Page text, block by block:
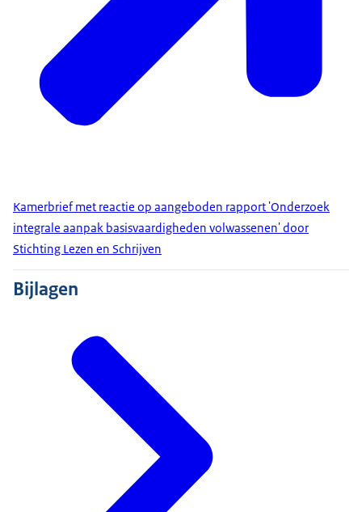
Kamerbrief met reactie op aangeboden rapport 'Onderzoek
integrale aanpak basisvaardigheden volwassenen' door
Stichting Lezen en Schrijven
Bijlagen